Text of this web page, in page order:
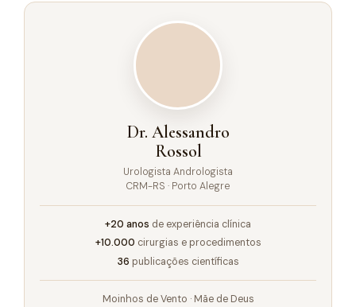
Dr. Alessandro
Rossol
Urologista Andrologista
CRM-RS · Porto Alegre
+20 anos de experiência clínica
+10.000 cirurgias e procedimentos
36 publicações científicas
Moinhos de Vento · Mãe de Deus